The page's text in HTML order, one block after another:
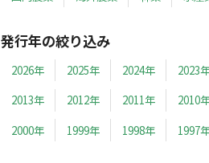
発行年の絞り込み
2026年 2025年 2024年 2023
2013年
2012年 2011年 2010
2000年
1999年 1998年 1997